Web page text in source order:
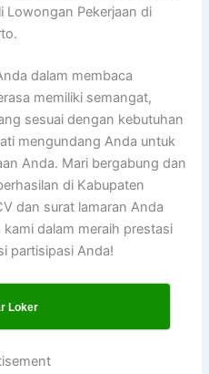
Lowongan Pekerjaan di
dalam membaca
memiliki semangat,
sesuai dengan kebutuhan
mengundang Anda untuk
Anda. Mari bergabung dan
di Kabupaten
dan surat lamaran Anda
dalam meraih prestasi
partisipasi Anda!
Loker